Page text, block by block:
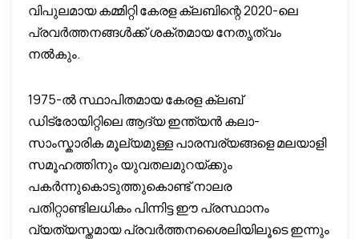
വിപുലമായ കമ്മിറ്റി കേരള ക്ലബിന്റെ 2020-ലെ
പ്രവര്‍ത്തനങ്ങള്‍ക്ക് ശക്തമായ നേതൃത്വം
നല്‍കും.
1975-ല്‍ സ്ഥാപിതമായ കേരള ക്ലബ്
ഡിട്രോയിറ്റിലെ ആദ്യ ഇന്ത്യന്‍ കലാ-
സാംസ്കാരിക മൂല്യമുള്ള പാരമ്പര്യങ്ങളെ മലയാളി
സമൂഹത്തിനും യുവതലമുറയ്ക്കും
പകര്‍ന്നുകൊടുത്തുകൊണ്ട് നാലര
പതിറ്റാണ്ടിലധികം പിന്നിട്ട ഈ പ്രസ്ഥാനം
വ്യത്യസ്തമായ പ്രവര്‍ത്തനശൈലിയിലൂടെ ഇന്നും